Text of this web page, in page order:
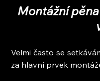
Montážní
Velmi často se
za hlavní prvek